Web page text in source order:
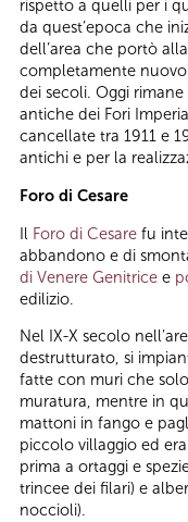
rispetto a quelli per i
da quest’epoca che
dell’area che portò
completamente
dei secoli. Oggi
antiche dei Fori
cancellate tra 1911 e
antichi e per la
Foro di Cesare
Il Foro di Cesare fu
abbandono e di
di Venere Genitrice e
edilizio.
Nel IX-X secolo
destrutturato, si
fatte con muri che
muratura, mentre in
mattoni in fango e
piccolo villaggio ed
prima a ortaggi e
trincee dei filari) e
noccioli).